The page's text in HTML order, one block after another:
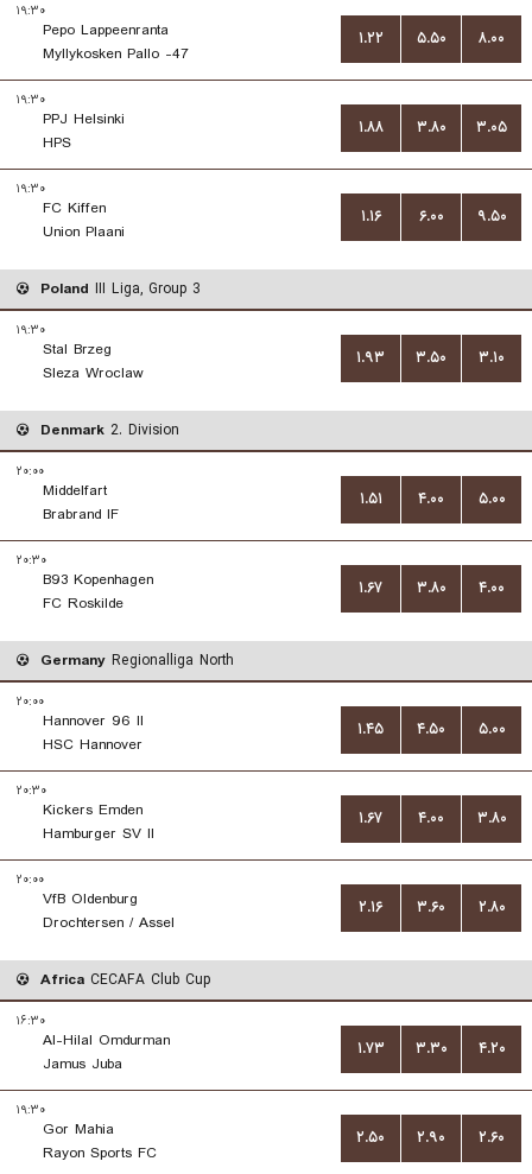
۱۹:۳۰
Pepo Lappeenranta
Myllykosken Pallo -47
۱.۲۲ ۵.۵۰ ۸.۰۰
۱۹:۳۰
PPJ Helsinki
HPS
۱.۸۸ ۳.۸۰ ۳.۰۵
۱۹:۳۰
FC Kiffen
Union Plaani
۱.۱۶ ۶.۰۰ ۹.۵۰
Poland III Liga, Group 3
۱۹:۳۰
Stal Brzeg
Sleza Wroclaw
۱.۹۳ ۳.۵۰ ۳.۱۰
Denmark 2. Division
۲۰:۰۰
Middelfart
Brabrand IF
۱.۵۱ ۴.۰۰ ۵.۰۰
۲۰:۳۰
B93 Kopenhagen
FC Roskilde
۱.۶۷ ۳.۸۰ ۴.۰۰
Germany Regionalliga North
۲۰:۰۰
Hannover 96 II
HSC Hannover
۱.۴۵ ۴.۵۰ ۵.۰۰
۲۰:۳۰
Kickers Emden
Hamburger SV II
۱.۶۷ ۴.۰۰ ۳.۸۰
۲۰:۰۰
VfB Oldenburg
Drochtersen / Assel
۲.۱۶ ۳.۶۰ ۲.۸۰
Africa CECAFA Club Cup
۱۶:۳۰
Al-Hilal Omdurman
Jamus Juba
۱.۷۳ ۳.۳۰ ۴.۲۰
۱۹:۳۰
Gor Mahia
Rayon Sports FC
۲.۵۰ ۲.۹۰ ۲.۶۰